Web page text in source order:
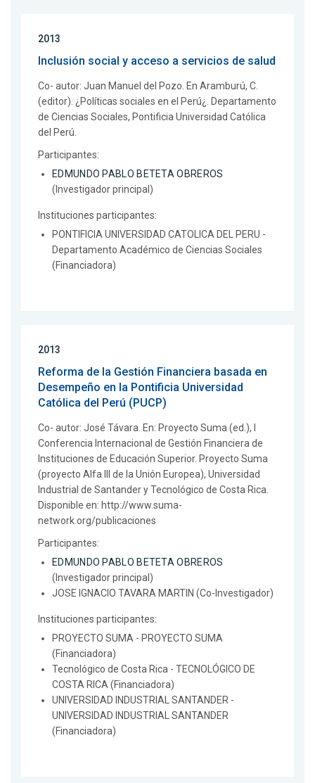
2013
Inclusión social y acceso a servicios de salud
Co- autor: Juan Manuel del Pozo. En Aramburú, C.
(editor). ¿Políticas sociales en el Perú¿. Departamento
de Ciencias Sociales, Pontificia Universidad Católica
del Perú.
Participantes:
EDMUNDO PABLO BETETA OBREROS
(Investigador principal)
Instituciones participantes:
PONTIFICIA UNIVERSIDAD CATOLICA DEL PERU -
Departamento Académico de Ciencias Sociales
(Financiadora)
2013
Reforma de la Gestión Financiera basada en
Desempeño en la Pontificia Universidad
Católica del Perú (PUCP)
Co- autor: José Távara. En: Proyecto Suma (ed.), I
Conferencia Internacional de Gestión Financiera de
Instituciones de Educación Superior. Proyecto Suma
(proyecto Alfa III de la Unión Europea), Universidad
Industrial de Santander y Tecnológico de Costa Rica.
Disponible en: http://www.suma-
network.org/publicaciones
Participantes:
EDMUNDO PABLO BETETA OBREROS
(Investigador principal)
JOSE IGNACIO TAVARA MARTIN (Co-Investigador)
Instituciones participantes:
PROYECTO SUMA - PROYECTO SUMA
(Financiadora)
Tecnológico de Costa Rica - TECNOLÓGICO DE
COSTA RICA (Financiadora)
UNIVERSIDAD INDUSTRIAL SANTANDER -
UNIVERSIDAD INDUSTRIAL SANTANDER
(Financiadora)